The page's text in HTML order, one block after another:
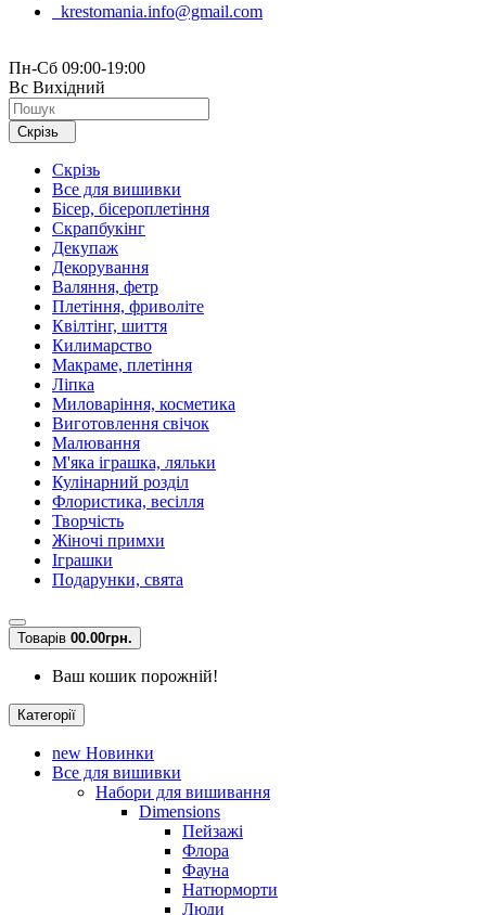
krestomania.info@gmail.com
Пн-Сб 09:00-19:00
Вс Вихідний
Скрізь
Скрізь
Все для вишивки
Бісер, бісероплетіння
Скрапбукінг
Декупаж
Декорування
Валяння, фетр
Плетіння, фриволіте
Квілтінг, шиття
Килимарство
Макраме, плетіння
Ліпка
Миловаріння, косметика
Виготовлення свічок
Малювання
М'яка іграшка, ляльки
Кулінарний розділ
Флористика, весілля
Творчість
Жіночі примхи
Іграшки
Подарунки, свята
Товарів 00.00грн.
Ваш кошик порожній!
Категорії
new Новинки
Все для вишивки
Набори для вишивання
Dimensions
Пейзажі
Флора
Фауна
Натюрморти
Люди